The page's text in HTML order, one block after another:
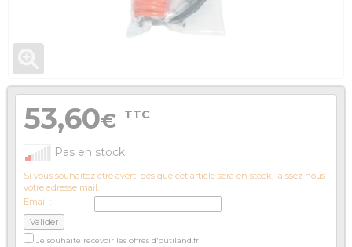
53,60€ TTC
Pas en stock
Si vous souhaitez être averti dès que cet article sera en stock, laissez nous
votre adresse mail.
Email :
Je souhaite recevoir les offres d'outiland.fr